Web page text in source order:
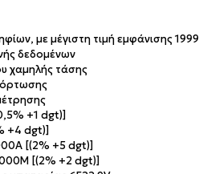
με μέγιστη τιμή εμφάνισης 1999
δεδομένων
χαμηλής τάσης
+1 dgt)]
+4 dgt)]
[(2% +5 dgt)]
[(2% +2 dgt)]